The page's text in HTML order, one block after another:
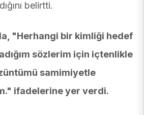
belirtti.
"Herhangi bir kimliği hedef
sözlerim için içtenlikle
samimiyetle
ifadelerine yer verdi.